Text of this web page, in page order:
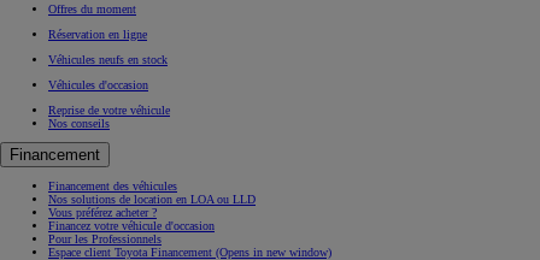
Offres du moment
Réservation en ligne
Véhicules neufs en stock
Véhicules d'occasion
Reprise de votre véhicule
Nos conseils
Financement
Financement des véhicules
Nos solutions de location en LOA ou LLD
Vous préférez acheter ?
Financez votre véhicule d'occasion
Pour les Professionnels
Espace client Toyota Financement (Opens in new window)